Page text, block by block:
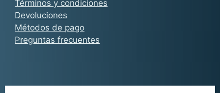
Términos y condiciones
Devoluciones
Métodos de pago
Preguntas frecuentes